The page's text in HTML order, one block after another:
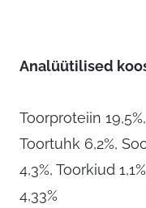
Analüütilised
Toorproteiin
Toortuhk 6,2%,
4,3%, Toorkiud
4,33%